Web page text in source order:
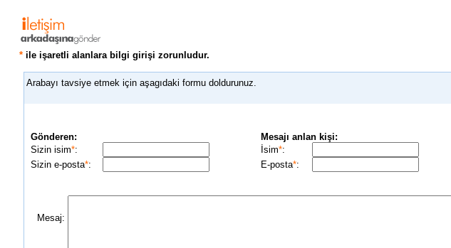
* ile işaretli alanlara bilgi girişi zorunludur.
Arabayı tavsiye etmek için aşagıdaki formu doldurunuz.
Gönderen:
Sizin isim*:
Sizin e-posta*:
Mesajı anlan kişi:
İsim*:
E-posta*:
Mesaj: